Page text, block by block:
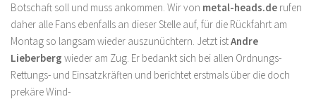
Botschaft soll und muss ankommen. Wir von metal-heads.de rufen
daher alle Fans ebenfalls an dieser Stelle auf, für die Rückfahrt am
Montag so langsam wieder auszunüchtern. Jetzt istAndre
Lieberberg wieder am Zug. Er bedankt sich bei allen Ordnungs-
Rettungs- und Einsatzkräften und berichtet erstmals über die doch
prekäre Wind-